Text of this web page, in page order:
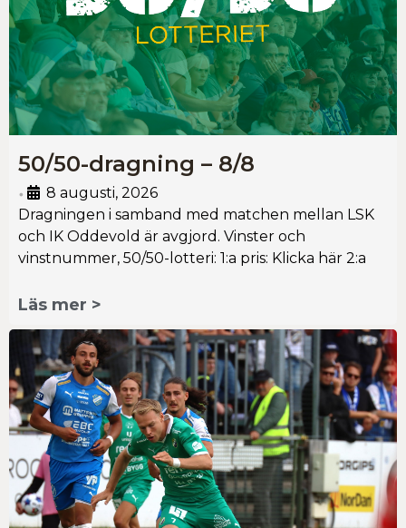
50/50-dragning – 8/8
•
8 augusti, 2026
Dragningen i samband med matchen mellan LSK
och IK Oddevold är avgjord. Vinster och
vinstnummer, 50/50-lotteri: 1:a pris: Klicka här 2:a
Läs mer >